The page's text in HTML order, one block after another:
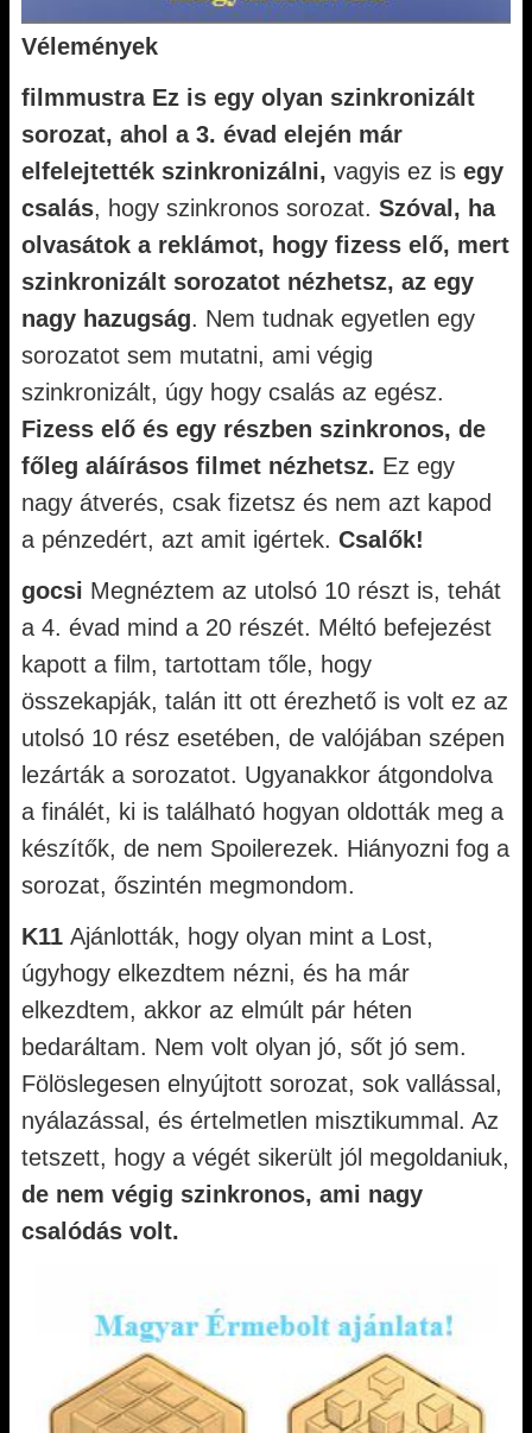
Vélemények
filmmustra Ez is egy olyan szinkronizált
sorozat, ahol a 3. évad elején már
elfelejtették szinkronizálni, vagyis ez is egy
csalás, hogy szinkronos sorozat. Szóval, ha
olvasátok a reklámot, hogy fizess elő, mert
szinkronizált sorozatot nézhetsz, az egy
nagy hazugság. Nem tudnak egyetlen egy
sorozatot sem mutatni, ami végig
szinkronizált, úgy hogy csalás az egész.
Fizess elő és egy részben szinkronos, de
főleg aláírásos filmet nézhetsz. Ez egy
nagy átverés, csak fizetsz és nem azt kapod
a pénzedért, azt amit igértek. Csalők!
gocsi Megnéztem az utolsó 10 részt is, tehát
a 4. évad mind a 20 részét. Méltó befejezést
kapott a film, tartottam tőle, hogy
összekapják, talán itt ott érezhető is volt ez az
utolsó 10 rész esetében, de valójában szépen
lezárták a sorozatot. Ugyanakkor átgondolva
a finálét, ki is található hogyan oldották meg a
készítők, de nem Spoilerezek. Hiányozni fog a
sorozat, őszintén megmondom.
K11 Ajánlották, hogy olyan mint a Lost,
úgyhogy elkezdtem nézni, és ha már
elkezdtem, akkor az elmúlt pár héten
bedaráltam. Nem volt olyan jó, sőt jó sem.
Fölöslegesen elnyújtott sorozat, sok vallással,
nyálazással, és értelmetlen misztikummal. Az
tetszett, hogy a végét sikerült jól megoldaniuk,
de nem végig szinkronos, ami nagy
csalódás volt.